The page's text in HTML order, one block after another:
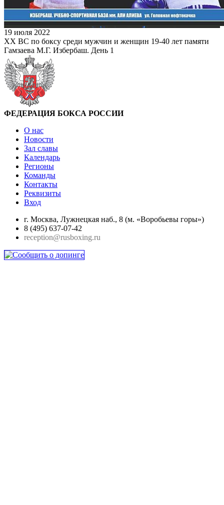
19 июля 2022
XX ВС по боксу среди мужчин и женщин 19-40 лет памяти
Гамзаева М.Г. Избербаш. День 1
ФЕДЕРАЦИЯ БОКСА РОССИИ
О нас
Новости
Зал славы
Календарь
Регионы
Команды
Контакты
Реквизиты
Вход
г. Москва, Лужнецкая наб., 8 (м. «Воробьевы горы»)
8 (495) 637-07-42
reception@rusboxing.ru